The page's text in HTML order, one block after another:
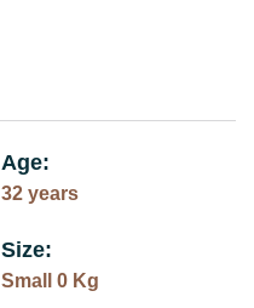
Age:
32 years
Size:
Small 0 Kg